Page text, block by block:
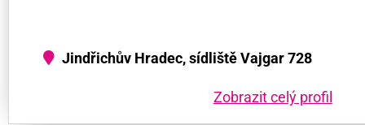
Jindřichův Hradec, sídliště Vajgar 728
Zobrazit celý profil